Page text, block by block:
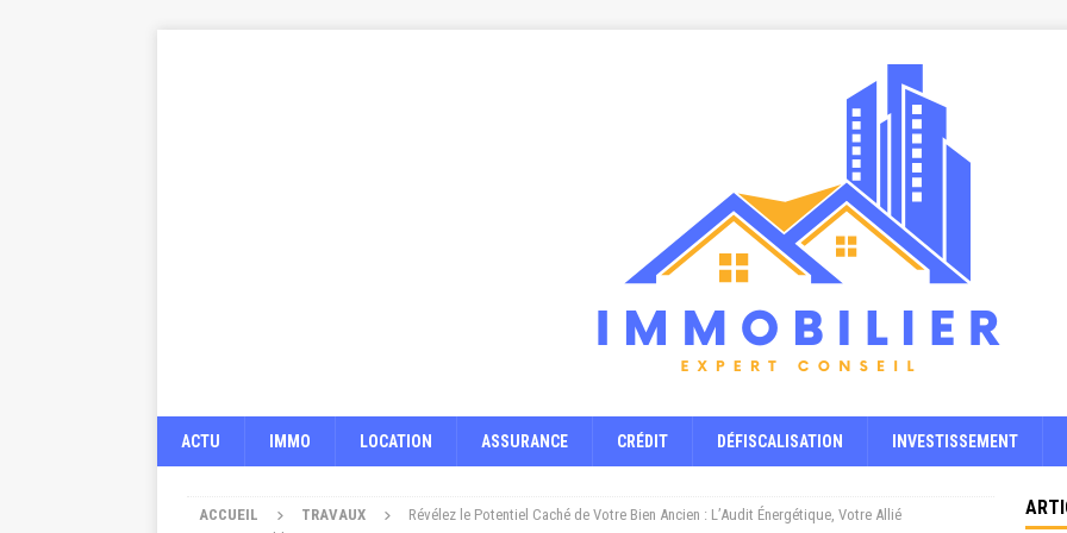
ACTU IMMO LOCATION ASSURANCE CRÉDIT DÉFISCALISATION INVESTISSEMENT
ACCUEIL TRAVAUX
Révélez le Potentiel Caché de Votre Bien Ancien : L’Audit Énergétique, Votre Allié